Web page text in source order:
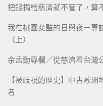
把錢捐給慈濟就不管了，算
我在桃園女監的日與夜－專
（上）
余孟勳專欄／從慈濟看台灣
【被歧視的歷史】中古歐
者